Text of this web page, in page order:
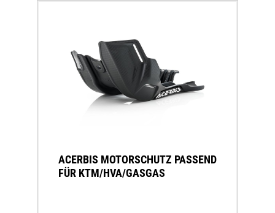
ACERBIS MOTORSCHUTZ PASSEND
FÜR KTM/HVA/GASGAS